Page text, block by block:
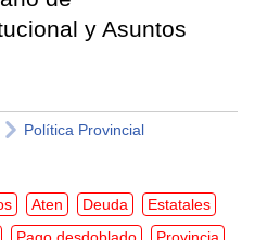
y Asuntos
Política Provincial
Aten Deuda
Estatales